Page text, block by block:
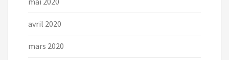
avril 2020
mars 2020